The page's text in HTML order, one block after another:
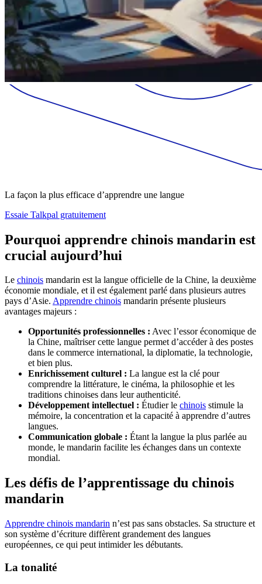
La façon la plus efficace d’apprendre une langue
Essaie Talkpal gratuitement
Pourquoi apprendre chinois mandarin est
crucial aujourd’hui
Le chinois mandarin est la langue officielle de la Chine, la deuxième
économie mondiale, et il est également parlé dans plusieurs autres
pays d’Asie. Apprendre chinois mandarin présente plusieurs
avantages majeurs :
Opportunités professionnelles : Avec l’essor économique de
la Chine, maîtriser cette langue permet d’accéder à des postes
dans le commerce international, la diplomatie, la technologie,
et bien plus.
Enrichissement culturel : La langue est la clé pour
comprendre la littérature, le cinéma, la philosophie et les
traditions chinoises dans leur authenticité.
Développement intellectuel : Étudier le chinois stimule la
mémoire, la concentration et la capacité à apprendre d’autres
langues.
Communication globale : Étant la langue la plus parlée au
monde, le mandarin facilite les échanges dans un contexte
mondial.
Les défis de l’apprentissage du chinois
mandarin
Apprendre chinois mandarin n’est pas sans obstacles. Sa structure et
son système d’écriture diffèrent grandement des langues
européennes, ce qui peut intimider les débutants.
La tonalité